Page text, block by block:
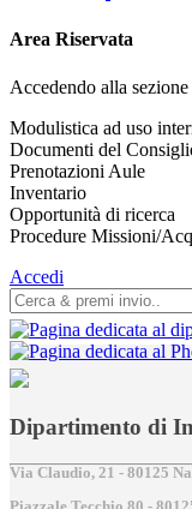
Area Riservata
Accedendo alla
Modulistica ad uso
Documenti del
Prenotazioni Aule
Inventario
Opportunità di ricerca
Procedure Missioni/
Accedi
Dipartimento di
Via Claudio, 21 - 80125